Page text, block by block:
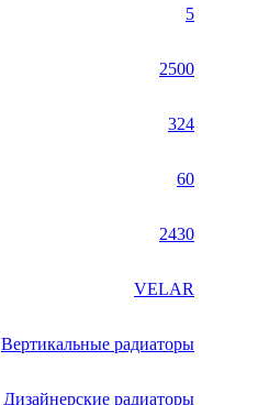
5
2500
324
60
2430
VELAR
Вертикальные радиаторы
Дизайнерские радиаторы